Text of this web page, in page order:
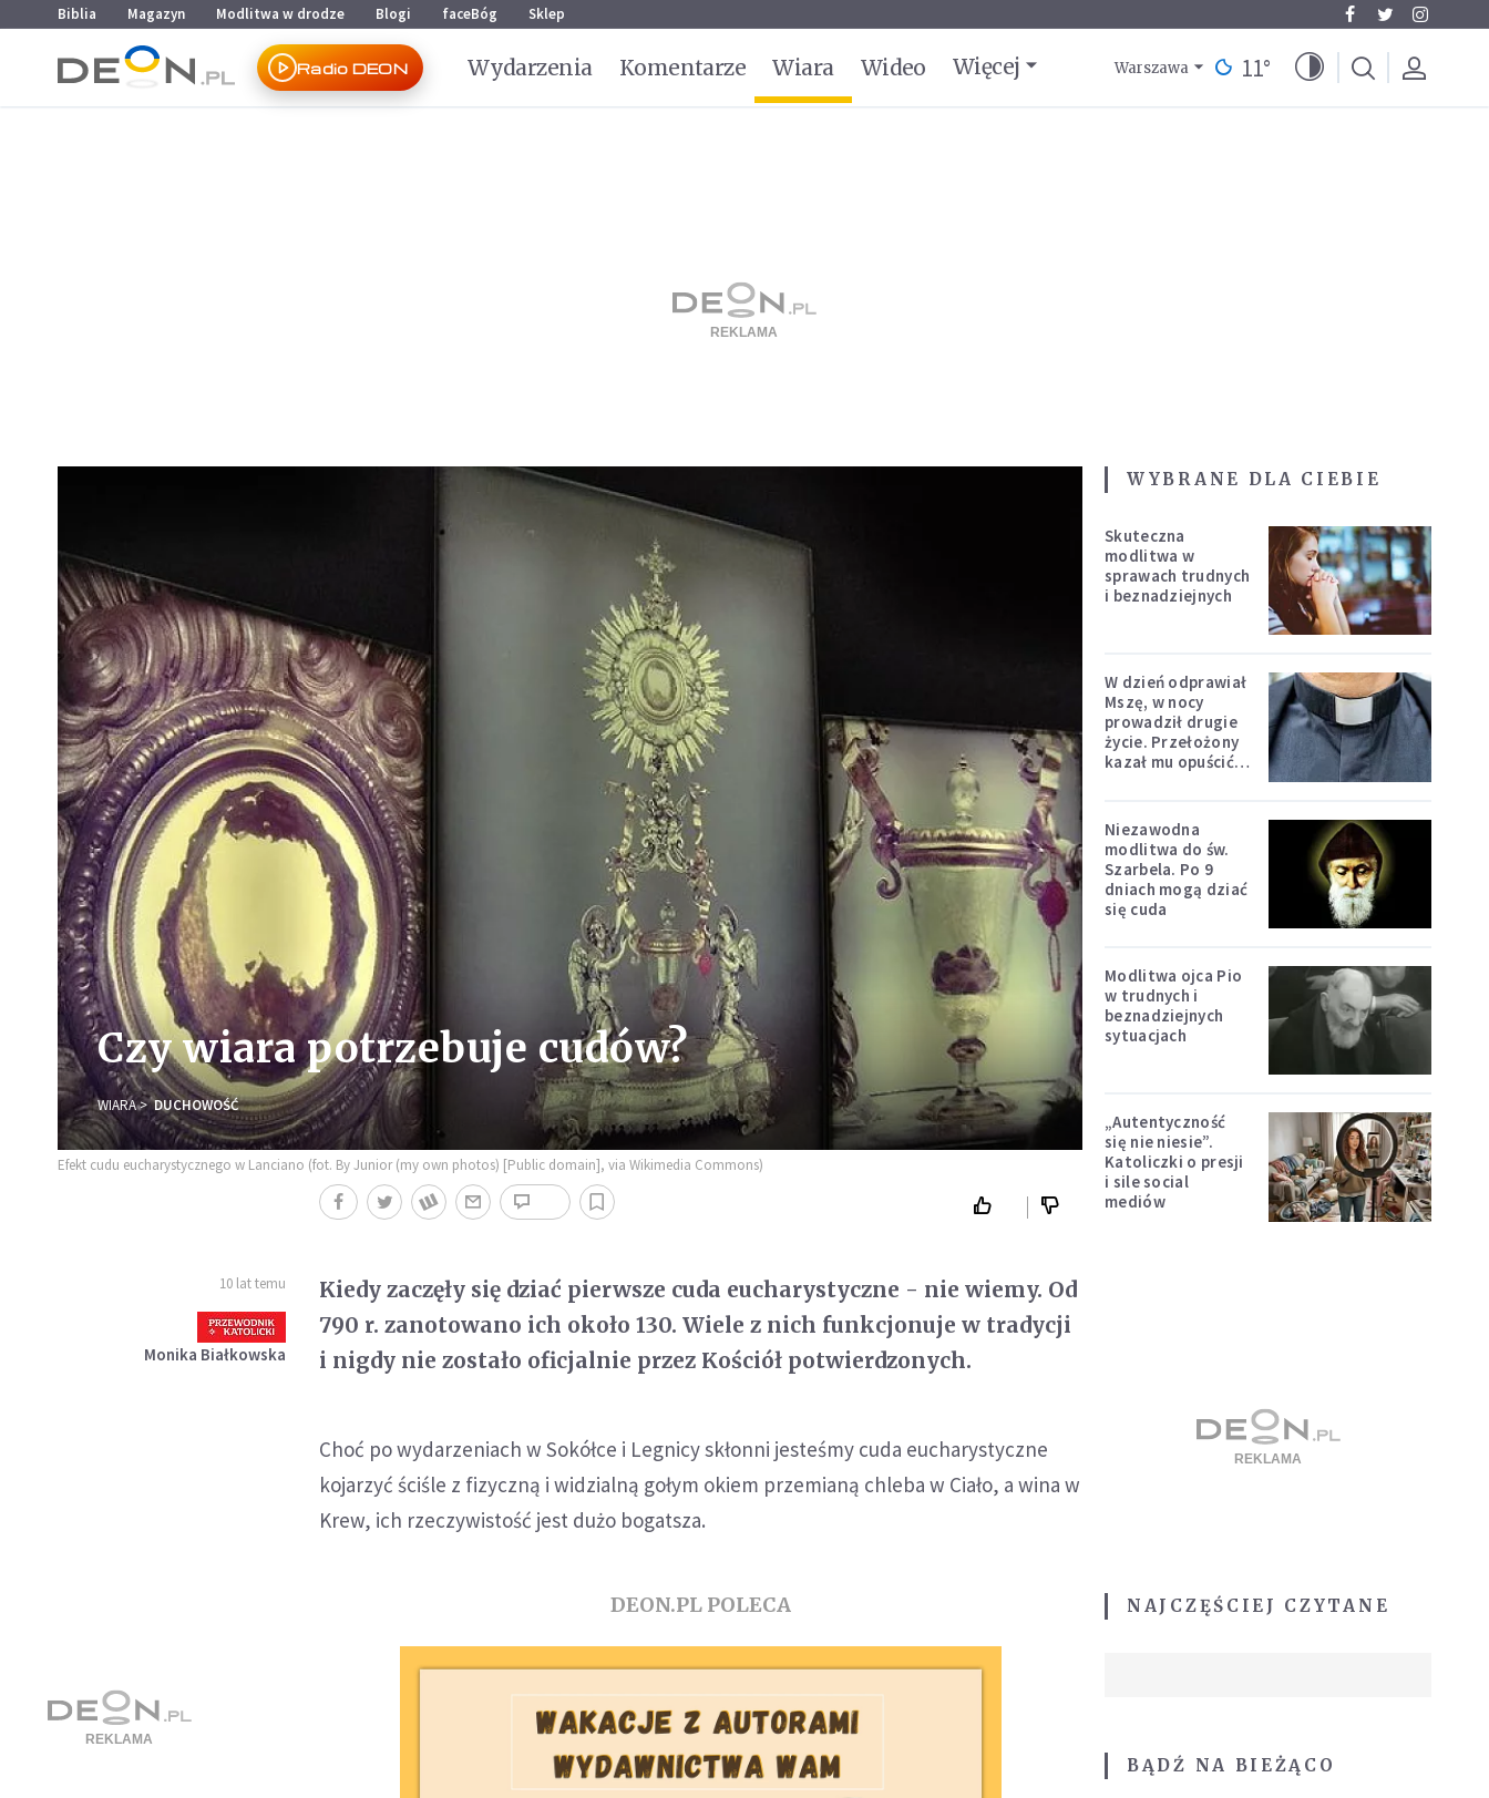
Przejdź do menu głównego
Przejdź do treści
Biblia Magazyn Modlitwa w drodze Blogi faceBóg Sklep
Radio DEON Wydarzenia Komentarze Wiara Wideo Więcej Warszawa 11°
Czy wiara potrzebuje cudów?
WIARA DUCHOWOŚĆ
Efekt cudu eucharystycznego w Lanciano (fot. By Junior (my own photos) [Public domain], via Wikimedia Commons)
10 lat temu
Monika Białkowska
Kiedy zaczęły się dziać pierwsze cuda eucharystyczne - nie wiemy. Od
790 r. zanotowano ich około 130. Wiele z nich funkcjonuje w tradycji
i nigdy nie zostało oficjalnie przez Kościół potwierdzonych.
Choć po wydarzeniach w Sokółce i Legnicy skłonni jesteśmy cuda eucharystyczne
kojarzyć ściśle z fizyczną i widzialną gołym okiem przemianą chleba w Ciało, a wina w
Krew, ich rzeczywistość jest dużo bogatsza.
DEON.PL POLECA
WYBRANE DLA CIEBIE
Skuteczna
modlitwa w
sprawach trudnych
i beznadziejnych
W dzień odprawiał
Mszę, w nocy
prowadził drugie
życie. Przełożony
kazał mu opuścić
Niezawodna
modlitwa do św.
Szarbela. Po 9
dniach mogą dziać
się cuda
Modlitwa ojca Pio
w trudnych i
beznadziejnych
sytuacjach
„Autentyczność
się nie niesie”.
Katoliczki o presji
i sile social
mediów
NAJCZĘŚCIEJ CZYTANE
BĄDŹ NA BIEŻĄCO